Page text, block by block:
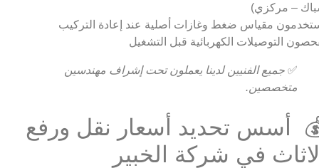
– مركزي)
مقياس ضغط وغازات أصلية عند إعادة التركيب
التوصيلات الكهربائية قبل التشغيل
✅ جميع الفنيين لدينا يعملون تحت إشراف مهندسين
متخصصين.
أسس تحديد أسعار نقل ورفع
في شركة الخبير